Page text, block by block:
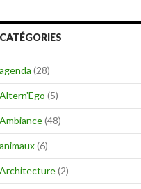
CATÉGORIES
agenda (28)
Altern'Ego (5)
Ambiance(48)
animaux(6)
Architecture(2)